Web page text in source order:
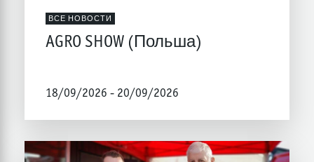
ВСЕ НОВОСТИ
AGRO SHOW (Польша)
18/09/2026 - 20/09/2026